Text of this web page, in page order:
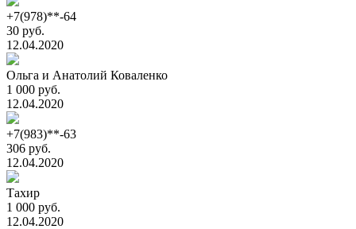
+7(978)**-64
30 руб.
12.04.2020
Ольга и Анатолий Коваленко
1 000 руб.
12.04.2020
+7(983)**-63
306 руб.
12.04.2020
Тахир
1 000 руб.
12.04.2020